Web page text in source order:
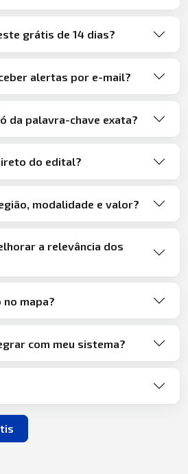
grátis de 14 dias?
alertas por e-mail?
da palavra-chave exata?
do edital?
modalidade e valor?
a relevância dos
no mapa?
com meu sistema?